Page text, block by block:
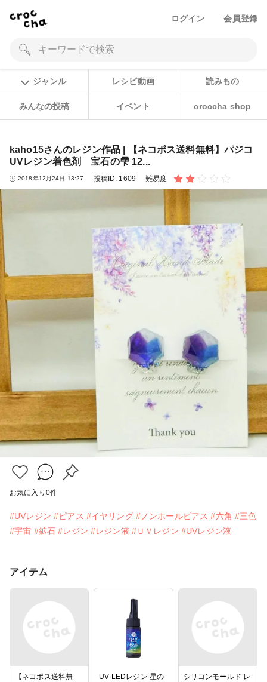
ログイン 会員登録
ジャンル レシピ動画 読みもの
みんなの投稿 イベント croccha shop
kaho15さんのレジン作品 | 【ネコポス送料無料】パジコ
UVレジン着色剤 宝石の雫 12...
2018年12月24日 13:27 投稿ID: 1609 難易度
お気に入り 0件
#UVレジン #ピアス #イヤリング #ノンホールピアス #六角 #三色
#宇宙 #鉱石 #レジン #レジン液 #ＵＶレジン #UVレジン液
アイテム
【ネコポス送料無
UV-LEDレジン 星の
シリコンモールド レ